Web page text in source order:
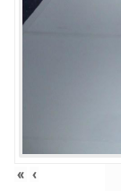
« ‹